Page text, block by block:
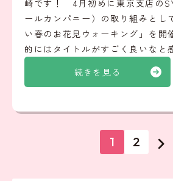
続きを見る
崎です！ 4月初めに東京支店の
ールカンパニー）の取り組みとし
い春のお花見ウォーキング」を開
的にはタイトルがすごく良いなと
1 2